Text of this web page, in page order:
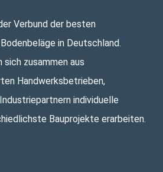
Verbund der besten
in Deutschland.
zusammen aus
Handwerksbetrieben,
individuelle
Bauprojekte erarbeiten.